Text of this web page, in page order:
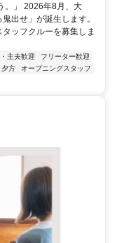
。」 2026年8月、大
出せ」が誕生します。
ッフクルーを募集しま
主夫歓迎
フリーター歓迎
夕方
オープニングスタッフ